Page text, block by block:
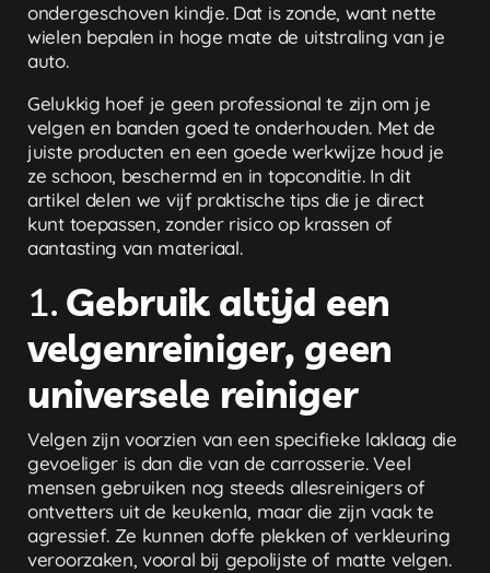
ondergeschoven kindje. Dat is zonde, want nette
wielen bepalen in hoge mate de uitstraling van je
auto.
Gelukkig hoef je geen professional te zijn om je
velgen en banden goed te onderhouden. Met de
juiste producten en een goede werkwijze houd je
ze schoon, beschermd en in topconditie. In dit
artikel delen we vijf praktische tips die je direct
kunt toepassen, zonder risico op krassen of
aantasting van materiaal.
1. Gebruik altijd een
velgenreiniger, geen
universele reiniger
Velgen zijn voorzien van een specifieke laklaag die
gevoeliger is dan die van de carrosserie. Veel
mensen gebruiken nog steeds allesreinigers of
ontvetters uit de keukenla, maar die zijn vaak te
agressief. Ze kunnen doffe plekken of verkleuring
veroorzaken, vooral bij gepolijste of matte velgen.